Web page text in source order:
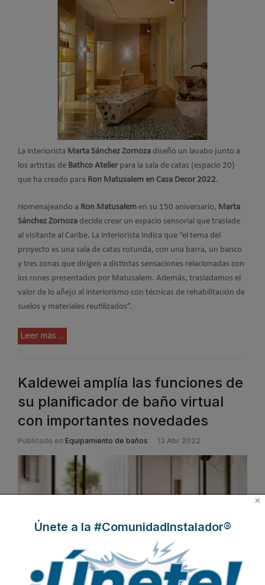
La interiorista Marta Sánchez Zornoza diseñó un lavabo junto a
los artistas de Bathco Atelierpara la sala de catas (espacio 20)
que ha creado para Ron Matusalem en Casa Decor 2022.
Homenajeando a Ron Matusalem en su 150 aniversario, Marta
Sánchez Zornoza decide crear un espacio sensorial que traslade
al visitante al Caribe. La interiorista indica que “el tema del
proyecto es una sala de catas rotunda, con una barra, un banco
y tres zonas que dirigen a distintas sensaciones relacionadas con
los rones presentados por Matusalem. Además, trasladamos el
valor de lo añejo al interiorismo con técnicas de rehabilitación de
suelos y materiales reutilizados”.
Leer más ...
Kaldewei amplía las funciones de
su planificador de baño virtual
con importantes novedades
Publicado en Equipamiento de baños 13 Abr 2022
×
Únete a la #ComunidadInstalador®